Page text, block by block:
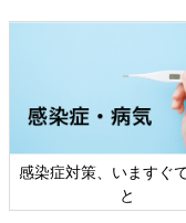
Twitter
みつご日和
[三つ子まみれな
＃119] 三つ子と
イルドシート 後
感染症対策、いますぐ
と